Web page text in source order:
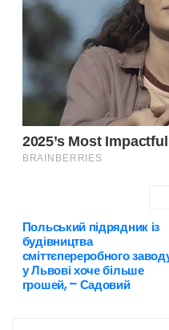
Н
а
Польський підрядник із
будівництва
сміттєпереробного
у Львові хоче більше
грошей, – Садовий